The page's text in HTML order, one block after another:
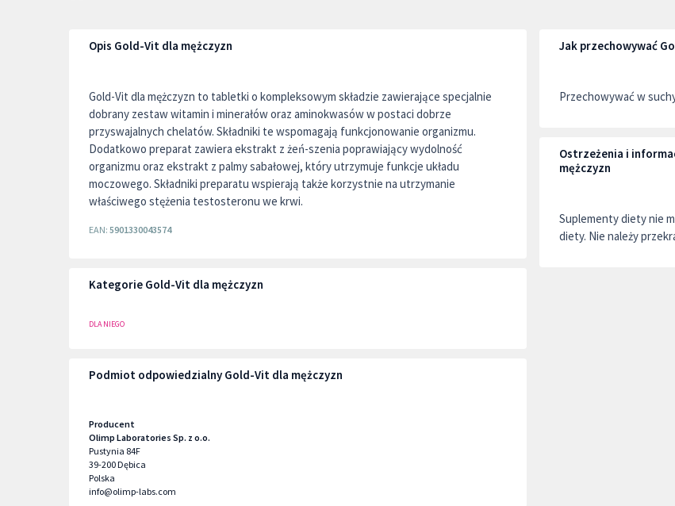
Opis Gold-Vit dla mężczyzn
Gold-Vit dla mężczyzn to tabletki o kompleksowym składzie zawierające specjalnie
dobrany zestaw witamin i minerałów oraz aminokwasów w postaci dobrze
przyswajalnych chelatów. Składniki te wspomagają funkcjonowanie organizmu.
Dodatkowo preparat zawiera ekstrakt z żeń-szenia poprawiający wydolność
organizmu oraz ekstrakt z palmy sabałowej, który utrzymuje funkcje układu
moczowego. Składniki preparatu wspierają także korzystnie na utrzymanie
właściwego stężenia testosteronu we krwi.
EAN: 5901330043574
Kategorie Gold-Vit dla mężczyzn
DLA NIEGO
Podmiot odpowiedzialny Gold-Vit dla mężczyzn
Producent
Olimp Laboratories Sp. z o.o.
Pustynia 84F
39-200Dębica
Polska
info@olimp-labs.com
Jak przechowywać
Przechowywać w
Ostrzeżenia i
mężczyzn
Suplementy diety nie
diety. Nie należy